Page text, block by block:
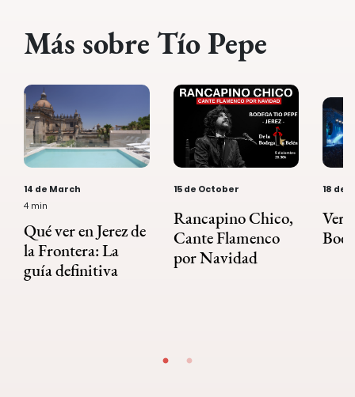
Más sobre Tío Pepe
Qué ver en Jerez de
la Frontera: La
guía definitiva
14 de March
4 min
Rancapino Chico,
Cante Flamenco
por Navidad
15 de October 18 de